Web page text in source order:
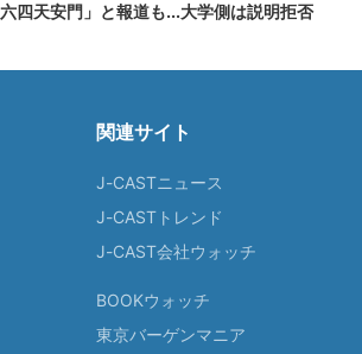
四天安門」と報道も...大学側は説明拒否
関連サイト
J-CASTニュース
J-CASTトレンド
J-CAST会社ウォッチ
BOOKウォッチ
東京バーゲンマニア